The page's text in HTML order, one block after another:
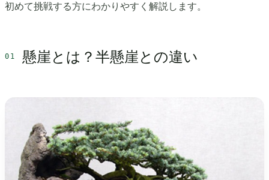
初めて挑戦する方にわかりやすく解説します。
懸崖とは？半懸崖との違い